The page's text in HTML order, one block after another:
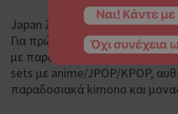
Japan Zone
Για πρώτη φορά
με παραδοσιακή και σύγχρονη
sets με anime/JPOP/KPOP,
παραδοσιακά kimono και